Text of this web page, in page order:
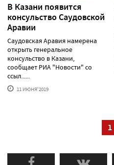
В Казани появится
консульство Саудовской
Аравии
Саудовская Аравия намерена
открыть генеральное
консульство в Казани,
сообщает РИА "Новости" со
ссыл......
11 ИЮНЯ'2019
1